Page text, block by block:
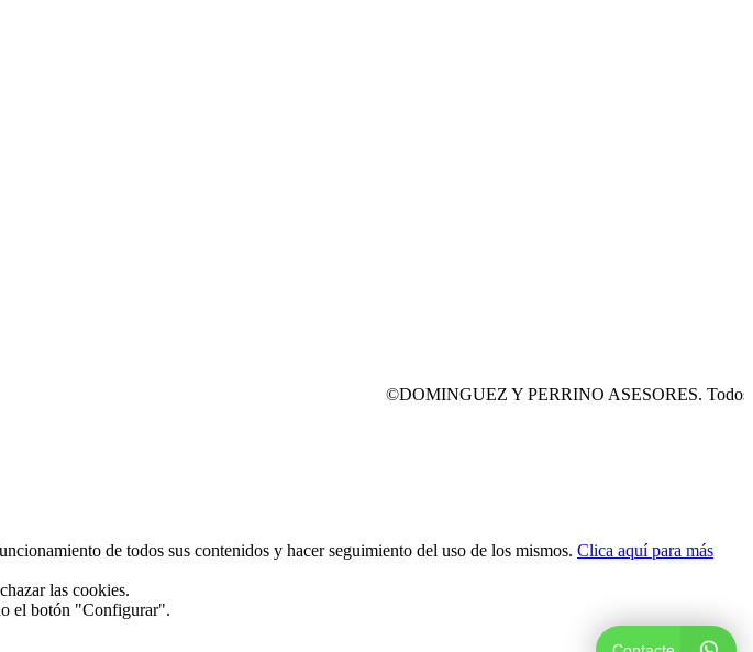
©DOMINGUEZ Y PERRINO ASESORES. Todos los
de todos sus contenidos y hacer seguimiento del uso de los mismos. Clica aquí para más
las cookies.
el botón "Configurar".